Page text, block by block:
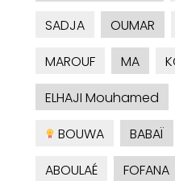
SADJA
OUMAR
MAROUF
MA
ELHAJI Mouhamed
BOUWA
BABAÏ
ABOULAÉ
FOFANA